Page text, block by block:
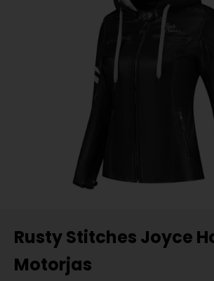
Rusty Stitches Joyce
Motorjas